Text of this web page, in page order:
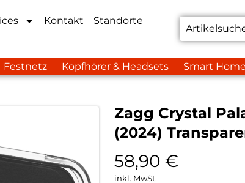
Kontakt
Standorte
Festnetz Kopfhörer & Headsets Smart
Zagg Crystal
(2024)
58,90 €
inkl. MwSt.